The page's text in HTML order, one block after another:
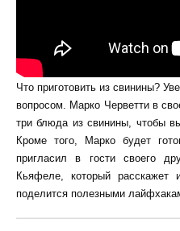
Что приготовить из свинины?
вопросом. Марко Черветти в
три блюда из свинины, чтобы
Кроме того, Марко будет
пригласил в гости своего
Кьяфеле, который
поделится полезными